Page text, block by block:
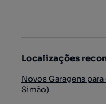
Localizações
Novos Garagens
Simão)